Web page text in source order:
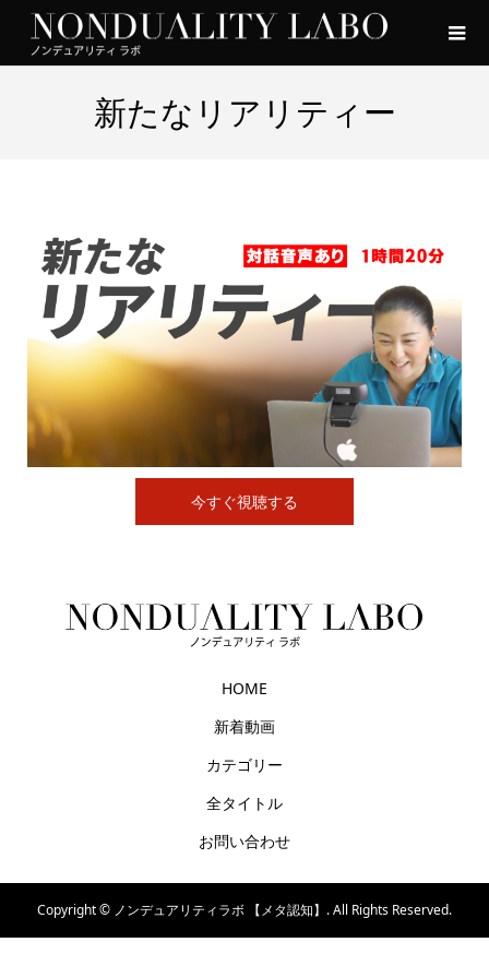
新たなリアリティー
今すぐ視聴する
HOME
新着動画
カテゴリー
全タイトル
お問い合わせ
Copyright © ノンデュアリティラボ 【メタ認知】. All Rights Reserved.